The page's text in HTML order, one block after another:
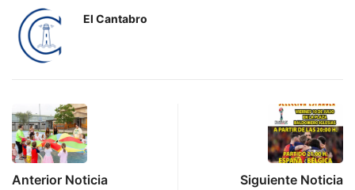
El Cantabro
Anterior Noticia Siguiente Noticia